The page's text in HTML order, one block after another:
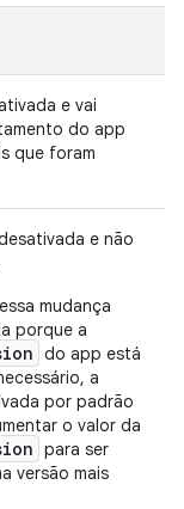
e vai
do app
que foram
e não
mudança
porque a
do app está
a
por padrão
o valor da
para ser
versão mais